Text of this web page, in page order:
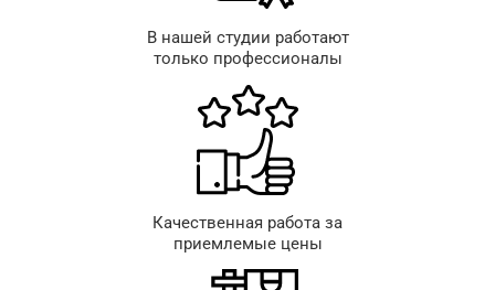
В нашей студии работают
только профессионалы
Качественная работа за
приемлемые цены